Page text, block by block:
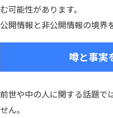
む可能性があります。
公開情報と非公開情報の境界
噂と事実
前世や中の人に関する話題で
せん。